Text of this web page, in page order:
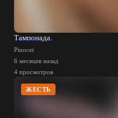
Тампонада.
Pinocet
6 месяцев назад
4 просмотров
ЖЕСТЬ